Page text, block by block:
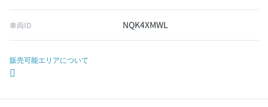
車両ID NQK4XMWL
販売可能エリアについて